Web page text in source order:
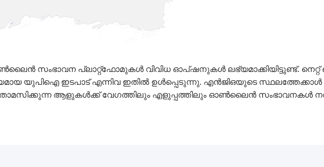
സംഭാവന പ്ലാറ്റ്‌ഫോമുകൾ വിവിധ ഓപ്ഷനുകൾ ലഭ്യമാക്കിയിട്ടുണ്ട്. നെറ്റ്
യുപിഐ ഇടപാട് എന്നിവ ഇതിൽ ഉൾപ്പെടുന്നു. എൻ‌ജി‌ഒയുടെ
താമസിക്കുന്ന ആളുകൾക്ക് വേഗത്തിലും എളുപ്പത്തിലും ഓൺലൈൻ സംഭാവനകൾ